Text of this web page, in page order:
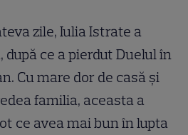
zile, Iulia Istrate a
ce a pierdut Duelul în
Cu mare dor de casă și
familia, aceasta a
ce avea mai bun în lupta